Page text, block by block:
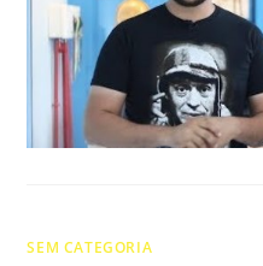
SEM CATEGORIA